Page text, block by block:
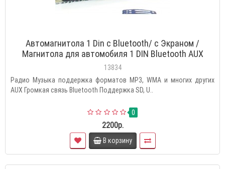
Автомагнитола 1 Din с Bluetooth/ с Экраном /
Магнитола для автомобиля 1 DIN Bluetooth AUX
Флешка/Автомобильные/с блютуз/в машину/
магнитофон
13834
Радио Музыка поддержка форматов MP3, WMA и многих других
AUX Громкая связь Bluetooth Поддержка SD, U..
0
2200р.
В корзину